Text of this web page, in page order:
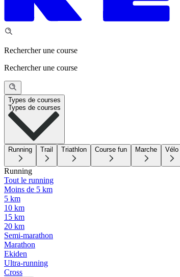
Rechercher une course
Rechercher une course
Types de courses
Types de courses
Running Trail Triathlon Course fun Marche Vélo
Running
Tout le running
Moins de 5 km
5 km
10 km
15 km
20 km
Semi-marathon
Marathon
Ekiden
Ultra-running
Cross